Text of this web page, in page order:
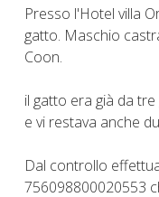
Presso l'Hotel villa
gatto. Maschio
Coon.
il gatto era già da
e vi restava anche
Dal controllo
756098800020553